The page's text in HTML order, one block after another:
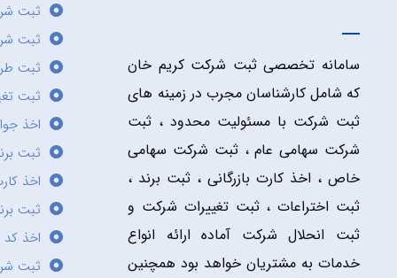
سامانه تخصصی ثبت شرکت کریم خان
که شامل کارشناسان مجرب در زمینه های
ثبت شرکت با مسئولیت محدود ، ثبت
شرکت سهامی عام ، ثبت شرکت سهامی
خاص ، اخذ کارت بازرگانی ، ثبت برند ،
ثبت اختراعات ، ثبت تغییرات شرکت و
ثبت انحلال شرکت آماده ارائه انواع
خدمات به مشتریان خواهد بود همچنین
ثبت
ثبت
ثبت
ثبت
اخذ
ثبت
اخذ
ثبت
اخذ کد
ثبت